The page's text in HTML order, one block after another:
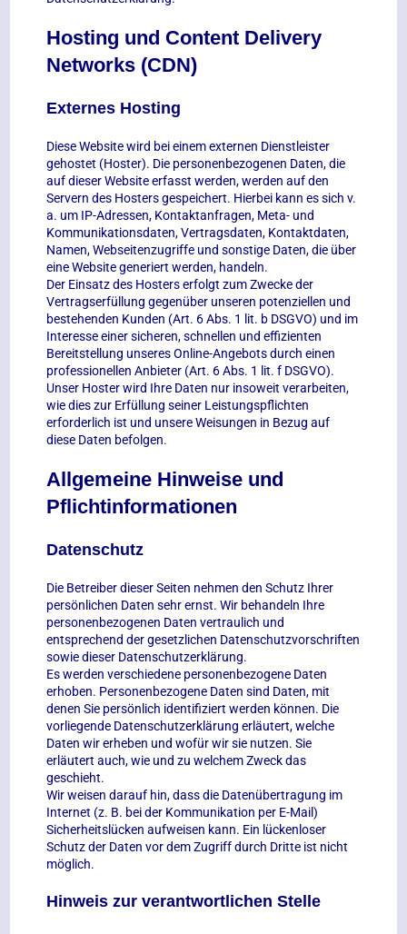
Hosting und Content Delivery
Networks (CDN)
Externes Hosting
Diese Website wird bei einem externen Dienstleister
gehostet (Hoster). Die personenbezogenen Daten, die
auf dieser Website erfasst werden, werden auf den
Servern des Hosters gespeichert. Hierbei kann es sich v.
a. um IP-Adressen, Kontaktanfragen, Meta- und
Kommunikationsdaten, Vertragsdaten, Kontaktdaten,
Namen, Webseitenzugriffe und sonstige Daten, die über
eine Website generiert werden, handeln.
Der Einsatz des Hosters erfolgt zum Zwecke der
Vertragserfüllung gegenüber unseren potenziellen und
bestehenden Kunden (Art. 6 Abs. 1 lit. b DSGVO) und im
Interesse einer sicheren, schnellen und effizienten
Bereitstellung unseres Online-Angebots durch einen
professionellen Anbieter (Art. 6 Abs. 1 lit. f DSGVO).
Unser Hoster wird Ihre Daten nur insoweit verarbeiten,
wie dies zur Erfüllung seiner Leistungspflichten
erforderlich ist und unsere Weisungen in Bezug auf
diese Daten befolgen.
Allgemeine Hinweise und
Pflichtinformationen
Datenschutz
Die Betreiber dieser Seiten nehmen den Schutz Ihrer
persönlichen Daten sehr ernst. Wir behandeln Ihre
personenbezogenen Daten vertraulich und
entsprechend der gesetzlichen Datenschutzvorschriften
sowie dieser Datenschutzerklärung.
Es werden verschiedene personenbezogene Daten
erhoben. Personenbezogene Daten sind Daten, mit
denen Sie persönlich identifiziert werden können. Die
vorliegende Datenschutzerklärung erläutert, welche
Daten wir erheben und wofür wir sie nutzen. Sie
erläutert auch, wie und zu welchem Zweck das
geschieht.
Wir weisen darauf hin, dass die Datenübertragung im
Internet (z. B. bei der Kommunikation per E-Mail)
Sicherheitslücken aufweisen kann. Ein lückenloser
Schutz der Daten vor dem Zugriff durch Dritte ist nicht
möglich.
Hinweis zur verantwortlichen Stelle